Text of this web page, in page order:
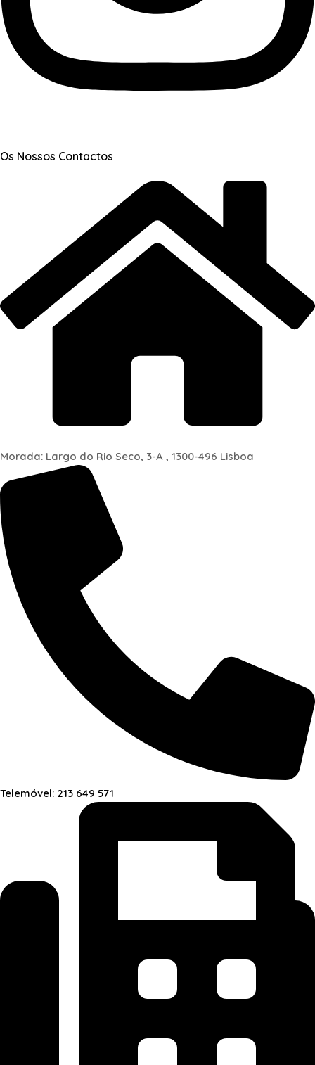
Os Nossos Contactos
Morada: Largo do Rio Seco, 3-A , 1300-496 Lisboa
Telemóvel: 213 649 571